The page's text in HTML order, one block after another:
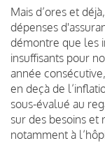
Mais d’ores et
dépenses
démontre que les
insuffisants pour
année
en deçà de
sous-évalué au
sur des besoins et
notamment à